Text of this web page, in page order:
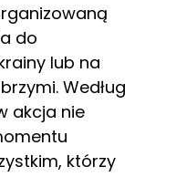
do
lub na
Według
akcja nie
którzy